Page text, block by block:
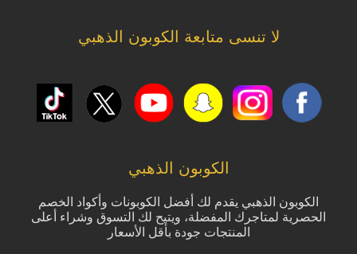
لا تنسى متابعة الكوبون الذهبي
الكوبون الذهبي
الكوبون الذهبي يقدم لك أفضل الكوبونات وأكواد الخصم
الحصرية لمتاجرك المفضلة، ويتيح لك التسوق وشراء أعلى
المنتجات جودة بأقل الأسعار